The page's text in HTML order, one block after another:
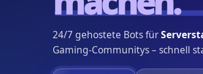
24/7 gehostete Bots für
Gaming-Communitys – schnell